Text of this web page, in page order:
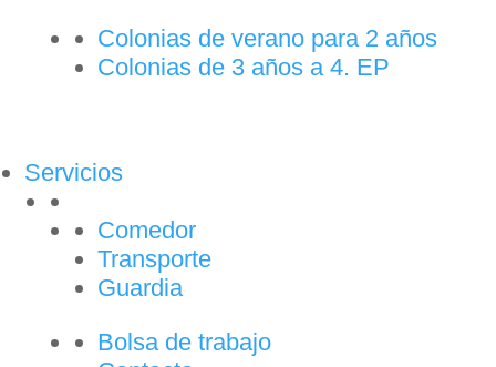
Colonias de verano para 2 años
Colonias de 3 años a 4. EP
Servicios
Comedor
Transporte
Guardia
Bolsa de trabajo